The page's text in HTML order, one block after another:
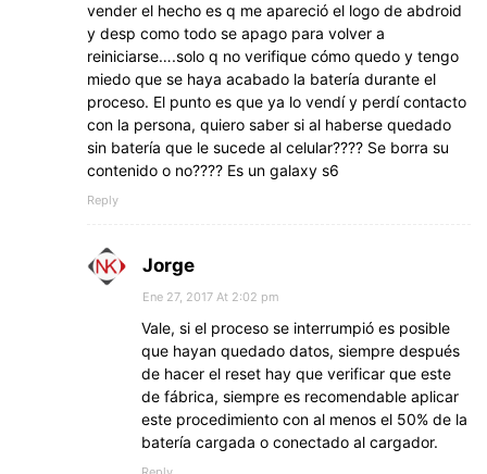
vender el hecho es q me apareció el logo de abdroid
y desp como todo se apago para volver a
reiniciarse….solo q no verifique cómo quedo y tengo
miedo que se haya acabado la batería durante el
proceso. El punto es que ya lo vendí y perdí contacto
con la persona, quiero saber si al haberse quedado
sin batería que le sucede al celular???? Se borra su
contenido o no???? Es un galaxy s6
Reply
Jorge
Ene 27, 2017 At 2:02 pm
Vale, si el proceso se interrumpió es posible
que hayan quedado datos, siempre después
de hacer el reset hay que verificar que este
de fábrica, siempre es recomendable aplicar
este procedimiento con al menos el 50% de la
batería cargada o conectado al cargador.